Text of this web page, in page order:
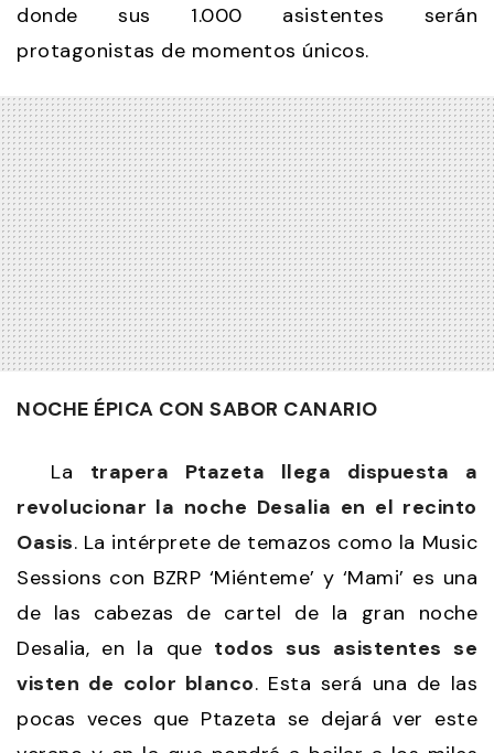
donde sus 1.000 asistentes serán
protagonistas de momentos únicos.
NOCHE ÉPICA CON SABOR CANARIO
La trapera Ptazeta llega dispuesta a
revolucionar la noche Desalia en el recinto
Oasis. La intérprete de temazos como la Music
Sessions con BZRP ‘Miénteme’ y ‘Mami’ es una
de las cabezas de cartel de la gran noche
Desalia, en la que todos sus asistentes se
visten de color blanco. Esta será una de las
pocas veces que Ptazeta se dejará ver este